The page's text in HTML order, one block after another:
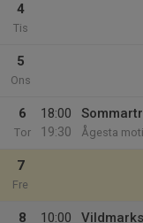
4
Tis
5
Ons
6
Tor
18:00
19:30
Ågesta
7
Fre
8
10:00